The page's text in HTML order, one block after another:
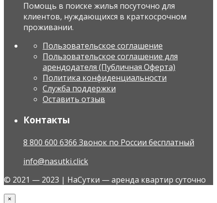
Помощь в поиске жилья посуточно для
клиентов, нуждающихся в краткосрочном
проживании.
Пользовательское соглашение
Пользовательское соглашение для
арендодателя (Публичная Оферта)
Политика конфиденциальности
Служба поддержки
Оставить отзыв
Контакты
8 800 600 6366 Звонок по России бесплатный
info@nasutki.click
© 2021 — 2023 | НаСутки — аренда квартир суточно
×